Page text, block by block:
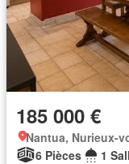
185 000 €
Nantua, Nurieux-
6 Pièces
1